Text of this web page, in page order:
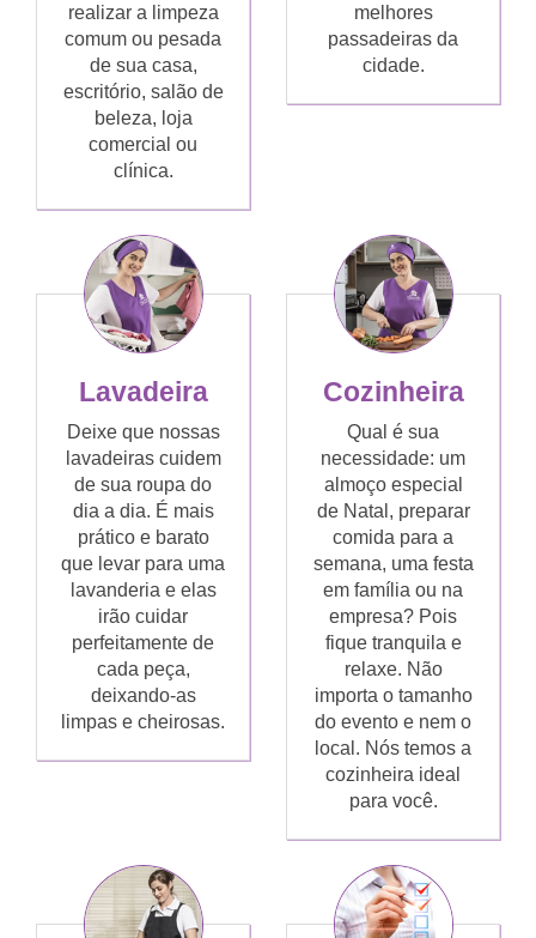
realizar a limpeza
comum ou pesada
de sua casa,
escritório, salão de
beleza, loja
comercial ou
clínica.
melhores
passadeiras da
cidade.
Lavadeira
Deixe que nossas
lavadeiras cuidem
de sua roupa do
dia a dia. É mais
prático e barato
que levar para uma
lavanderia e elas
irão cuidar
perfeitamente de
cada peça,
deixando-as
limpas e cheirosas.
Cozinheira
Qual é sua
necessidade: um
almoço especial
de Natal, preparar
comida para a
semana, uma festa
em família ou na
empresa? Pois
fique tranquila e
relaxe. Não
importa o tamanho
do evento e nem o
local. Nós temos a
cozinheira ideal
para você.